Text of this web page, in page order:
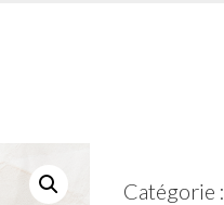
Catégorie :